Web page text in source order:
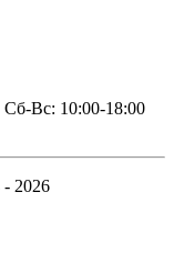
Вс: 10:00-18:00
- 2026